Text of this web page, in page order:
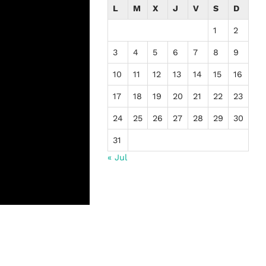
L M X J V S D
1 2
3 4 5 6 7 8 9
10 11 12 13 14 15 16
17 18 19 20 21 22 23
24 25 26 27 28 29 30
31
« Jul